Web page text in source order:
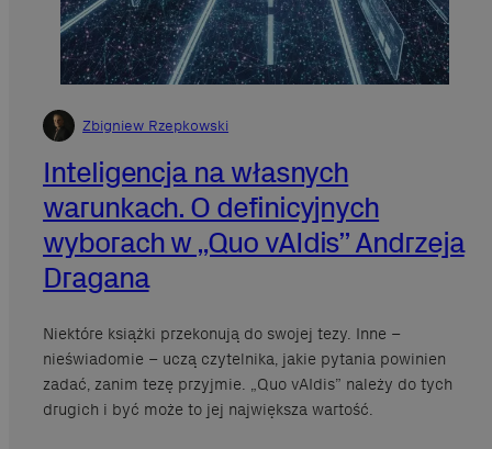
Zbigniew Rzepkowski
Inteligencja na własnych
warunkach. O definicyjnych
wyborach w „Quo vAIdis” Andrzeja
Dragana
Niektóre książki przekonują do swojej tezy. Inne –
nieświadomie – uczą czytelnika, jakie pytania powinien
zadać, zanim tezę przyjmie. „Quo vAIdis” należy do tych
drugich i być może to jej największa wartość.